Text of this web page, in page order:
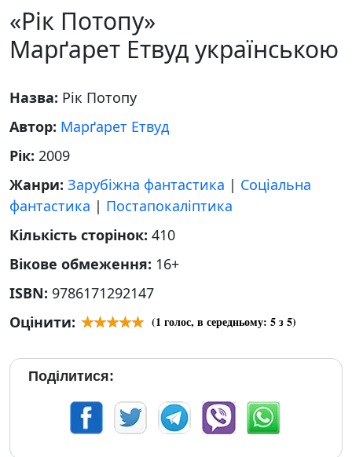
«Рік Потопу»
Марґарет Етвуд українською
Назва: Рік Потопу
Автор: Марґарет Етвуд
Рік: 2009
Жанри: Зарубіжна фантастика | Соціальна
фантастика | Постапокаліптика
Кількість сторінок: 410
Вікове обмеження: 16+
ISBN: 9786171292147
Оцінити:
(1 голос, в середньому: 5з 5)
Поділитися: